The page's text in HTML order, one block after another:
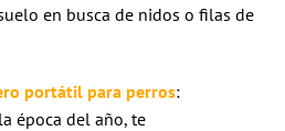
en busca de nidos o filas de
portátil para perros:
época del año, te